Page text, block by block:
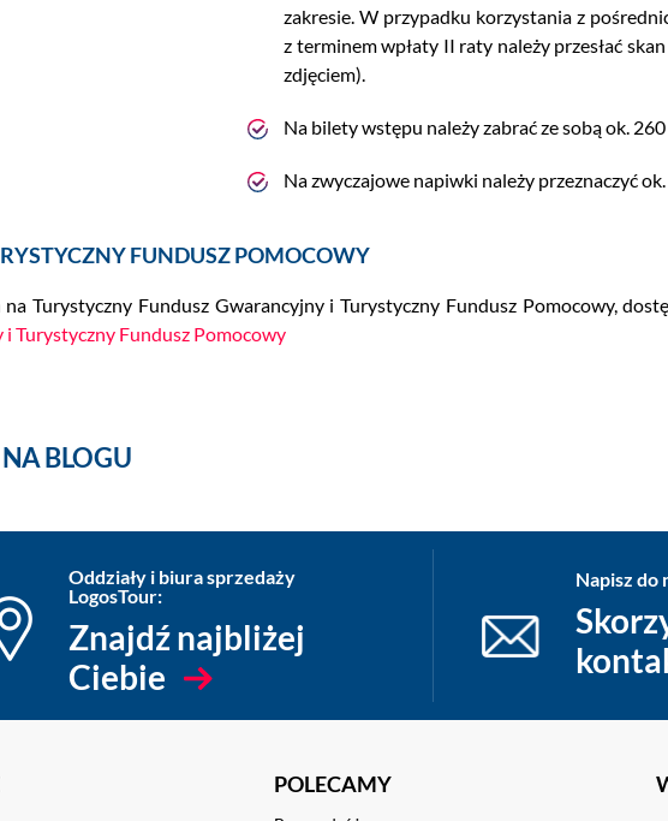
zakresie. W przypadku korzystania z
z terminem wpłaty II raty należy przesłać
zdjęciem).
Na bilety wstępu należy zabrać ze sobą ok. 260
Na zwyczajowe napiwki należy przeznaczyć
FUNDUSZ POMOCOWY
Turystyczny Fundusz Gwarancyjny i Turystyczny Fundusz Pomocowy,
Turystyczny Fundusz Pomocowy
BLOGU
Oddziały i biura sprzedaży
LogosTour:
Znajdź najbliżej
Ciebie
Napisz do
POLECAMY